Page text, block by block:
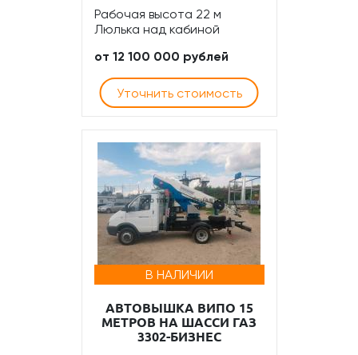
Рабочая высота 22 м
Люлька над кабиной
от 12 100 000 рублей
Уточнить стоимость
В НАЛИЧИИ
АВТОВЫШКА ВИПО 15
МЕТРОВ НА ШАССИ ГАЗ
3302-БИЗНЕС